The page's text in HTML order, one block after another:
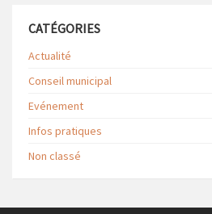
CATÉGORIES
Actualité
Conseil municipal
Evénement
Infos pratiques
Non classé